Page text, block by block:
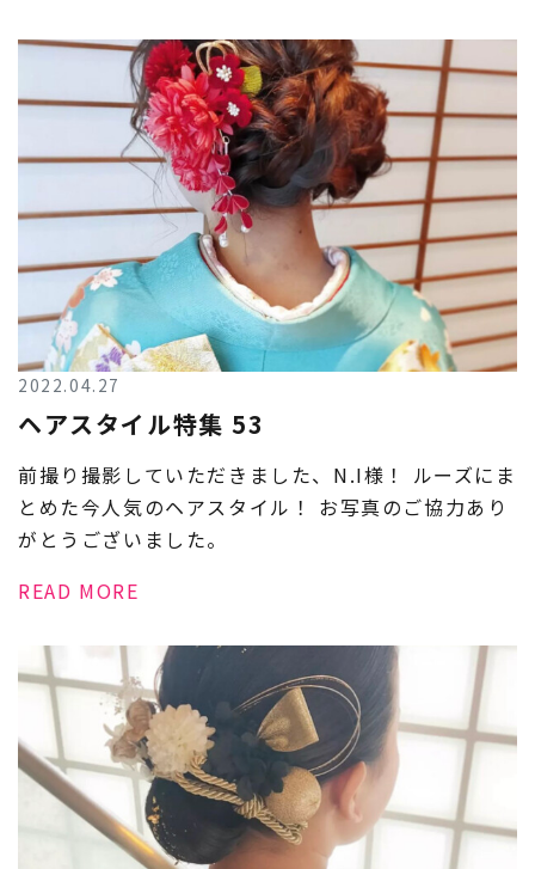
2022.04.27
ヘアスタイル特集 53
前撮り撮影していただきました、N.I様！ ルーズにま
とめた今人気のヘアスタイル！ お写真のご協力あり
がとうございました。
READ MORE